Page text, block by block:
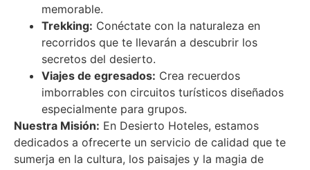
memorable.
Trekking: Conéctate con la naturaleza en
recorridos que te llevarán a descubrir los
secretos del desierto.
Viajes de egresados: Crea recuerdos
imborrables con circuitos turísticos diseñados
especialmente para grupos.
Nuestra Misión: En Desierto Hoteles, estamos
dedicados a ofrecerte un servicio de calidad que te
sumerja en la cultura, los paisajes y la magia de